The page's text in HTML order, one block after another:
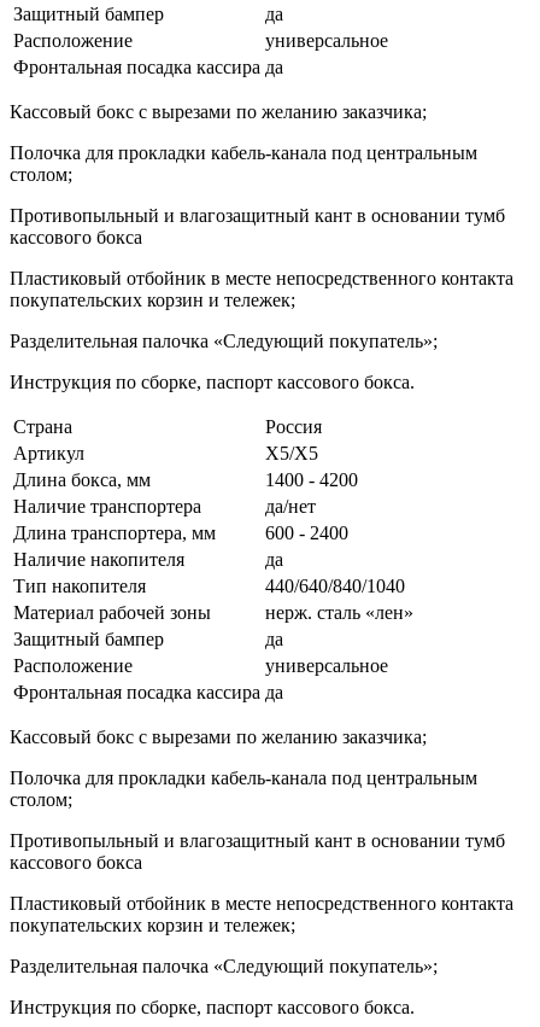
Защитный бампер
да
Расположение
универсальное
Фронтальная посадка кассира да
Кассовый бокс с вырезами по желанию заказчика;
Полочка для прокладки кабель-канала под центральным
столом;
Противопыльный и влагозащитный кант в основании тумб
кассового бокса
Пластиковый отбойник в месте непосредственного контакта
покупательских корзин и тележек;
Разделительная палочка «Следующий покупатель»;
Инструкция по сборке, паспорт кассового бокса.
Страна
Россия
Артикул
Х5/Х5
Длина бокса, мм
1400 - 4200
Наличие транспортера
да/нет
Длина транспортера, мм
600 - 2400
Наличие накопителя
да
Тип накопителя
440/640/840/1040
Материал рабочей зоны
нерж. сталь «лен»
Защитный бампер
да
Расположение
универсальное
Фронтальная посадка кассира да
Кассовый бокс с вырезами по желанию заказчика;
Полочка для прокладки кабель-канала под центральным
столом;
Противопыльный и влагозащитный кант в основании тумб
кассового бокса
Пластиковый отбойник в месте непосредственного контакта
покупательских корзин и тележек;
Разделительная палочка «Следующий покупатель»;
Инструкция по сборке, паспорт кассового бокса.